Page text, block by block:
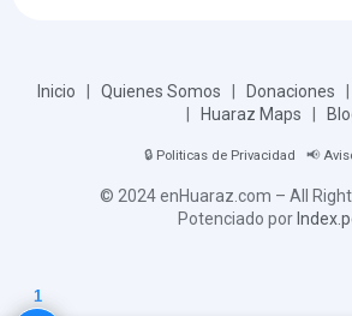
Inicio Quienes Somos Donaciones
Huaraz Maps
🔒 Politicas de Privacidad 📢
© 2024 enHuaraz.com – All
Potenciado por
1